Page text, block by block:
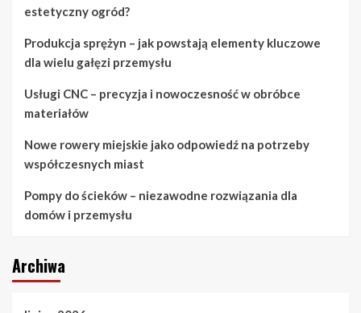
estetyczny ogród?
Produkcja sprężyn – jak powstają elementy kluczowe
dla wielu gałęzi przemysłu
Usługi CNC – precyzja i nowoczesność w obróbce
materiałów
Nowe rowery miejskie jako odpowiedź na potrzeby
współczesnych miast
Pompy do ścieków – niezawodne rozwiązania dla
domów i przemysłu
Archiwa